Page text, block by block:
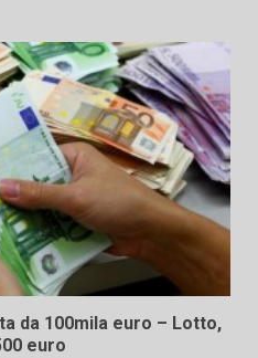
da 100mila euro – Lotto,
euro